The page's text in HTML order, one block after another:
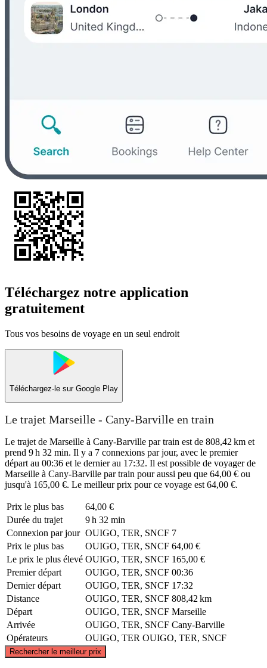
Téléchargez notre application
gratuitement
Tous vos besoins de voyage en un seul endroit
Téléchargez-le sur Google Play
Le trajet Marseille - Cany-Barville en train
Le trajet de Marseille à Cany-Barville par train est de 808,42 km et
prend 9 h 32 min. Il y a 7 connexions par jour, avec le premier
départ au 00:36 et le dernier au 17:32. Il est possible de voyager de
Marseille à Cany-Barville par train pour aussi peu que 64,00 € ou
jusqu'à 165,00 €. Le meilleur prix pour ce voyage est 64,00 €.
Prix ​​le plus bas
64,00 €
Durée du trajet
9 h 32 min
Connexion par jour OUIGO, TER, SNCF 7
Prix ​​le plus bas
OUIGO, TER, SNCF 64,00 €
Le prix le plus élevé OUIGO, TER, SNCF 165,00 €
Premier départ
OUIGO, TER, SNCF 00:36
Dernier départ
OUIGO, TER, SNCF 17:32
Distance
OUIGO, TER, SNCF 808,42 km
Départ
OUIGO, TER, SNCF Marseille
Arrivée
OUIGO, TER, SNCF Cany-Barville
Opérateurs
OUIGO, TER OUIGO, TER, SNCF
Rechercher le meilleur prix
© CARTO, ©OpenStreetMapcontributors